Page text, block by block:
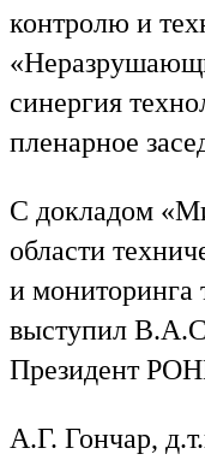
контролю и
синергия
пленарное
С докладом
области
и мониторинга
выступил
Президент
А.Г. Гончар,